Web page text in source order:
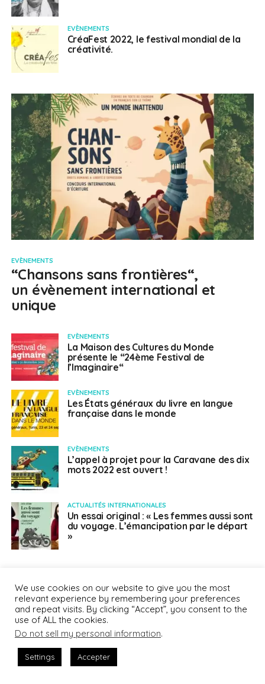
EVÈNEMENTS
CréaFest 2022, le festival mondial de la
créativité.
EVÈNEMENTS
“Chansons sans frontières“,
un évènement international et
unique
EVÈNEMENTS
La Maison des Cultures du Monde
présente le “24ème Festival de
l’Imaginaire“
EVÈNEMENTS
Les États généraux du livre en langue
française dans le monde
EVÈNEMENTS
L’appel à projet pour la Caravane des dix
mots 2022 est ouvert !
ACTUALITÉS INTERNATIONALES
Un essai original : « Les femmes aussi sont
du voyage. L’émancipation par le départ
»
We use cookies on our website to give you the most
relevant experience by remembering your preferences
and repeat visits. By clicking “Accept”, you consent to the
use of ALL the cookies.
Do not sell my personal information.
Settings Accepter